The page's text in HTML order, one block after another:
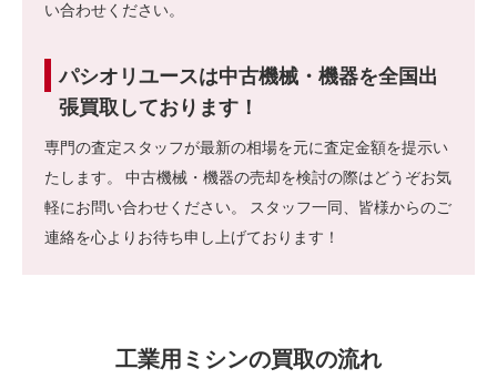
い合わせください。
パシオリユースは中古機械・機器を全国出
張買取しております！
専門の査定スタッフが最新の相場を元に査定金額を提示い
たします。 中古機械・機器の売却を検討の際はどうぞお気
軽にお問い合わせください。 スタッフ一同、皆様からのご
連絡を心よりお待ち申し上げております！
工業用ミシンの買取の流れ